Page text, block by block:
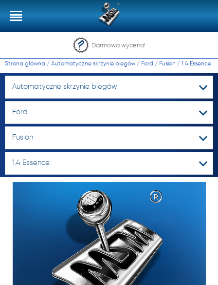
Darmowa wycena!
Strona główna / Automatyczne skrzynie biegów / Ford / Fusion / 1.4 Essence
Automatyczne skrzynie biegów
Ford
Fusion
1.4 Essence